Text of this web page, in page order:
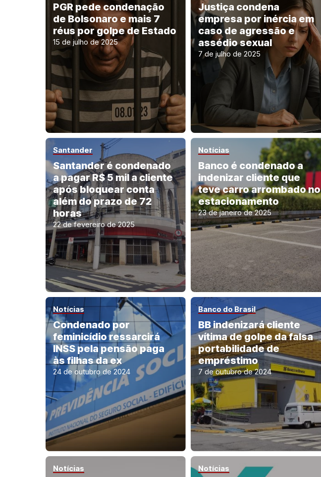
PGR pede condenação
de Bolsonaro e mais 7
réus por golpe de Estado
15 de julho de 2025
Justiça condena
empresa por inércia em
caso de agressão e
assédio sexual
7 de julho de 2025
Santander
Santander é condenado
a pagar R$ 5 mil a cliente
após bloquear conta
além do prazo de 72
horas
22 de fevereiro de 2025
Notícias
Banco é condenado a
indenizar cliente que
teve carro arrombado no
estacionamento
23 de janeiro de 2025
Notícias
Condenado por
feminicídio ressarcirá
INSS pela pensão paga
às filhas da ex
24 de outubro de 2024
Banco do Brasil
BB indenizará cliente
vítima de golpe da falsa
portabilidade de
empréstimo
7 de outubro de 2024
Notícias Notícias